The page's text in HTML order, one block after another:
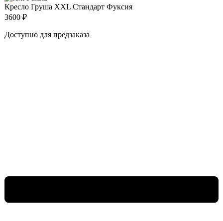
Кресло Груша XXL Стандарт Фуксия
3600 ₽
Доступно для предзаказа